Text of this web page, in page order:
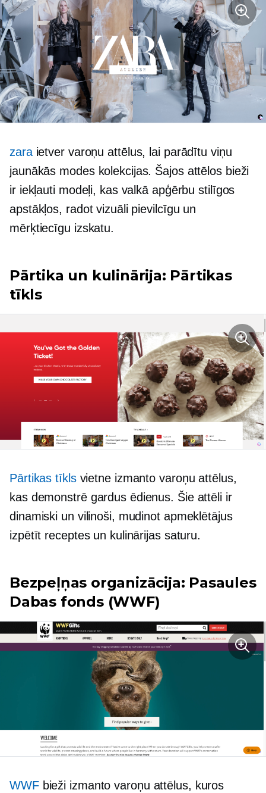
zaraietver varoņu attēlus, lai parādītu viņu
jaunākās modes kolekcijas. Šajos attēlos bieži
ir iekļauti modeļi, kas valkā apģērbu stilīgos
apstākļos, radot vizuāli pievilcīgu un
mērķtiecīgu izskatu.
Pārtika un kulinārija: Pārtikas
tīkls
Pārtikas tīklsvietne izmanto varoņu attēlus,
kas demonstrē gardus ēdienus. Šie attēli ir
dinamiski un vilinoši, mudinot apmeklētājus
izpētīt receptes un kulinārijas saturu.
Bezpeļņas organizācija: Pasaules
Dabas fonds (WWF)
WWFbieži izmanto varoņu attēlus, kuros